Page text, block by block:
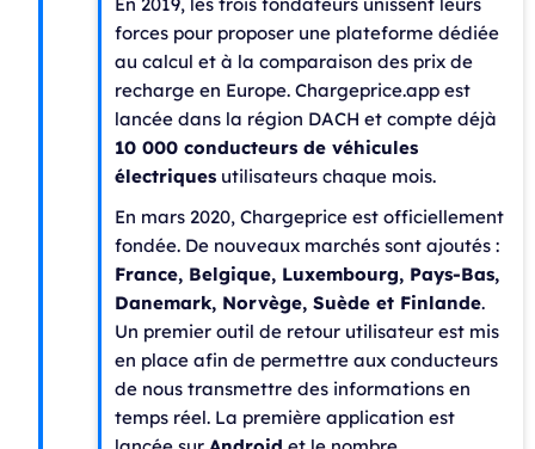
forces pour proposer une plateforme dédiée
au calcul et à la comparaison des prix de
recharge en Europe. Chargeprice.app est
lancée dans la région DACH et compte déjà
10 000 conducteurs de véhicules
électriques utilisateurs chaque mois.
En mars 2020, Chargeprice est officiellement
fondée. De nouveaux marchés sont ajoutés :
France, Belgique, Luxembourg, Pays-Bas,
Danemark, Norvège, Suède et Finlande.
Un premier outil de retour utilisateur est mis
en place afin de permettre aux conducteurs
de nous transmettre des informations en
temps réel. La première application est